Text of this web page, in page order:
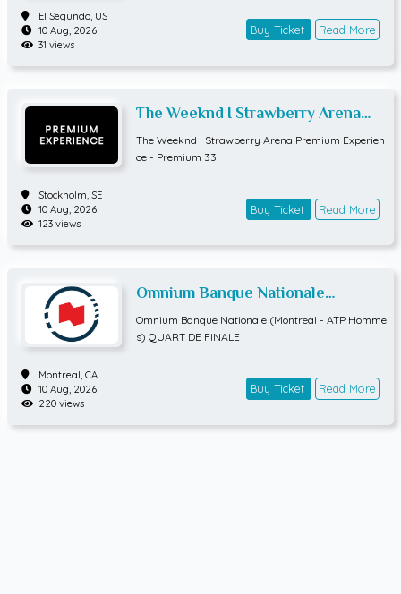
El Segundo, US
10 Aug, 2026
31 views
Buy Ticket Read More
The Weeknd I Strawberry Arena
Premium Experience - Premium 33
The Weeknd I Strawberry Arena Premium Experien
ce - Premium 33
Stockholm, SE
10 Aug, 2026
123 views
Buy Ticket Read More
Omnium Banque Nationale
DE FINALE
Omnium Banque Nationale (Montreal - ATP Homme
s) QUART DE FINALE
Montreal, CA
10 Aug, 2026
220 views
Buy Ticket Read More